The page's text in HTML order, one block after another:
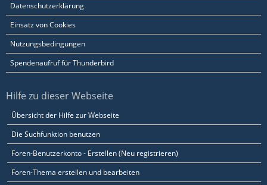
Datenschutzerklärung
Einsatz von Cookies
Nutzungsbedingungen
Spendenaufruf für Thunderbird
Hilfe zu dieser Webseite
Übersicht der Hilfe zur Webseite
Die Suchfunktion benutzen
Foren-Benutzerkonto - Erstellen (Neu registrieren)
Foren-Thema erstellen und bearbeiten